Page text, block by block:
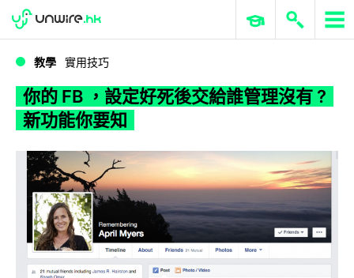
WWDC 2026 ERP 與商業 AI
教學 實用技巧
你的 FB ，設定好死後交給誰管理沒有 ?
新功能你要知